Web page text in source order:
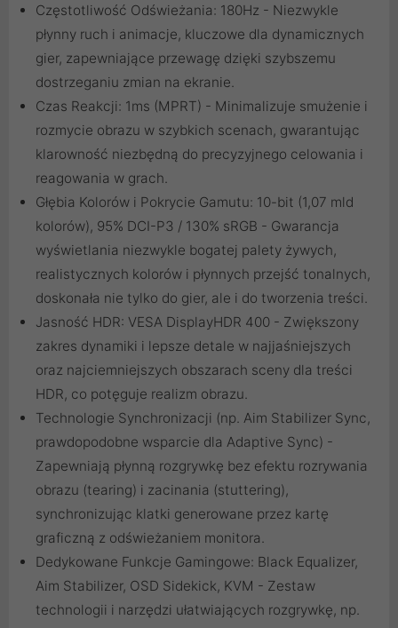
Częstotliwość Odświeżania: 180Hz - Niezwykle
płynny ruch i animacje, kluczowe dla dynamicznych
gier, zapewniające przewagę dzięki szybszemu
dostrzeganiu zmian na ekranie.
Czas Reakcji: 1ms (MPRT) - Minimalizuje smużenie i
rozmycie obrazu w szybkich scenach, gwarantując
klarowność niezbędną do precyzyjnego celowania i
reagowania w grach.
Głębia Kolorów i Pokrycie Gamutu: 10-bit (1,07 mld
kolorów), 95% DCI-P3 / 130% sRGB - Gwarancja
wyświetlania niezwykle bogatej palety żywych,
realistycznych kolorów i płynnych przejść tonalnych,
doskonała nie tylko do gier, ale i do tworzenia treści.
Jasność HDR: VESA DisplayHDR 400 - Zwiększony
zakres dynamiki i lepsze detale w najjaśniejszych
oraz najciemniejszych obszarach sceny dla treści
HDR, co potęguje realizm obrazu.
Technologie Synchronizacji (np. Aim Stabilizer Sync,
prawdopodobne wsparcie dla Adaptive Sync) -
Zapewniają płynną rozgrywkę bez efektu rozrywania
obrazu (tearing) i zacinania (stuttering),
synchronizując klatki generowane przez kartę
graficzną z odświeżaniem monitora.
Dedykowane Funkcje Gamingowe: Black Equalizer,
Aim Stabilizer, OSD Sidekick, KVM - Zestaw
technologii i narzędzi ułatwiających rozgrywkę, np.